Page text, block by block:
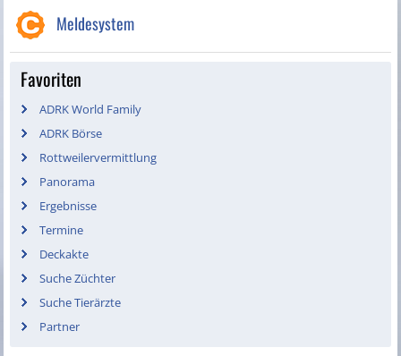
Meldesystem
Favoriten
ADRK World Family
ADRK Börse
Rottweilervermittlung
Panorama
Ergebnisse
Termine
Deckakte
Suche Züchter
Suche Tierärzte
Partner